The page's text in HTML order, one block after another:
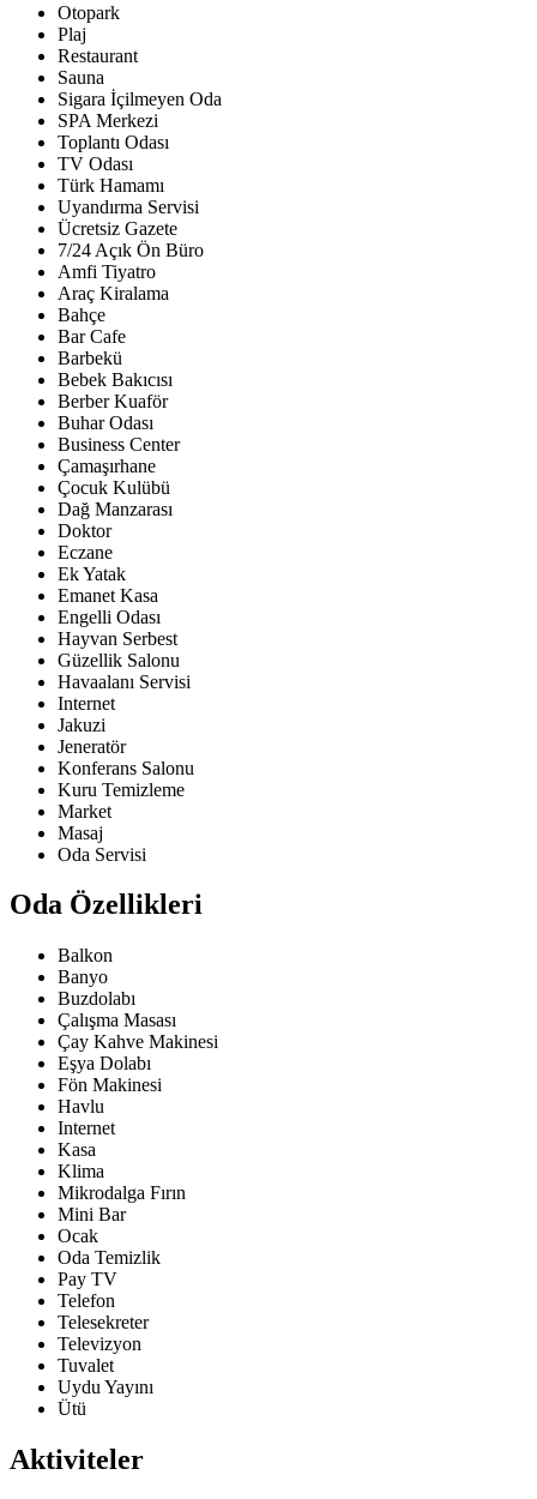
Otopark
Plaj
Restaurant
Sauna
Sigara İçilmeyen Oda
SPA Merkezi
Toplantı Odası
TV Odası
Türk Hamamı
Uyandırma Servisi
Ücretsiz Gazete
7/24 Açık Ön Büro
Amfi Tiyatro
Araç Kiralama
Bahçe
Bar Cafe
Barbekü
Bebek Bakıcısı
Berber Kuaför
Buhar Odası
Business Center
Çamaşırhane
Çocuk Kulübü
Dağ Manzarası
Doktor
Eczane
Ek Yatak
Emanet Kasa
Engelli Odası
Hayvan Serbest
Güzellik Salonu
Havaalanı Servisi
Internet
Jakuzi
Jeneratör
Konferans Salonu
Kuru Temizleme
Market
Masaj
Oda Servisi
Oda Özellikleri
Balkon
Banyo
Buzdolabı
Çalışma Masası
Çay Kahve Makinesi
Eşya Dolabı
Fön Makinesi
Havlu
Internet
Kasa
Klima
Mikrodalga Fırın
Mini Bar
Ocak
Oda Temizlik
Pay TV
Telefon
Telesekreter
Televizyon
Tuvalet
Uydu Yayını
Ütü
Aktiviteler